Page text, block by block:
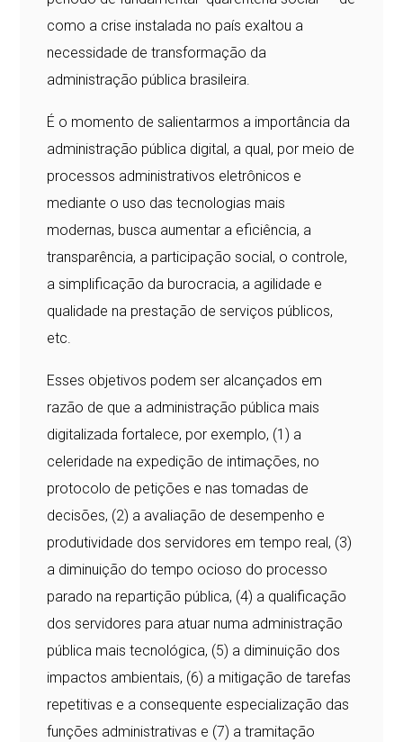
como a crise instalada no país exaltou a
necessidade de transformação da
administração pública brasileira.
É o momento de salientarmos a importância da
administração pública digital, a qual, por meio de
processos administrativos eletrônicos e
mediante o uso das tecnologias mais
modernas, busca aumentar a eficiência, a
transparência, a participação social, o controle,
a simplificação da burocracia, a agilidade e
qualidade na prestação de serviços públicos,
etc.
Esses objetivos podem ser alcançados em
razão de que a administração pública mais
digitalizada fortalece, por exemplo, (1) a
celeridade na expedição de intimações, no
protocolo de petições e nas tomadas de
decisões, (2) a avaliação de desempenho e
produtividade dos servidores em tempo real, (3)
a diminuição do tempo ocioso do processo
parado na repartição pública, (4) a qualificação
dos servidores para atuar numa administração
pública mais tecnológica, (5) a diminuição dos
impactos ambientais, (6) a mitigação de tarefas
repetitivas e a consequente especialização das
funções administrativas e (7) a tramitação